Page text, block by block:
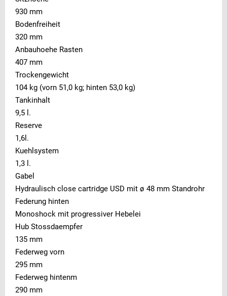
930 mm
Bodenfreiheit
320 mm
Anbauhoehe Rasten
407 mm
Trockengewicht
104 kg (vorn 51,0 kg; hinten 53,0 kg)
Tankinhalt
9,5 l.
Reserve
1,6l.
Kuehlsystem
1,3 l.
Gabel
Hydraulisch close cartridge USD mit ø 48 mm Standrohr
Federung hinten
Monoshock mit progressiver Hebelei
Hub Stossdaempfer
135 mm
Federweg vorn
295 mm
Federweg hintenm
290 mm